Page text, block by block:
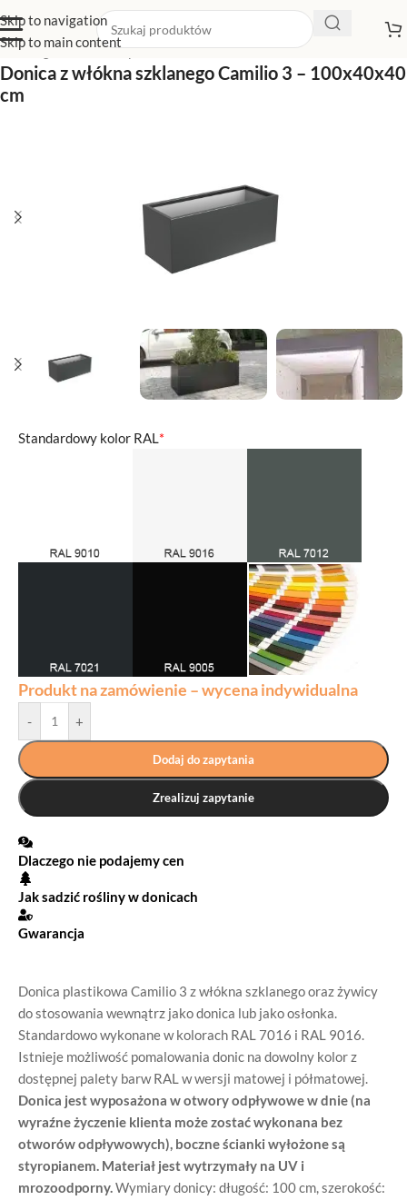
Skip to navigation
Skip to main content
Strona główna/Sklep z donicami/Donice czerwone
Donica z włókna szklanego Camilio 3 – 100x40x40
cm
Donica plastikowa Camilio 3 z włókna szklanego oraz żywicy
do stosowania wewnątrz jako donica lub jako osłonka.
Standardowo wykonane w kolorach RAL 7016 i RAL 9016.
Istnieje możliwość pomalowania donic na dowolny kolor z
dostępnej palety barw RAL w wersji matowej i półmatowej.
Donica jest wyposażona w otwory odpływowe w dnie (na
wyraźne życzenie klienta może zostać wykonana bez
otworów odpływowych), boczne ścianki wyłożone są
styropianem. Materiał jest wytrzymały na UV i
mrozoodporny.Wymiary donicy: długość: 100 cm, szerokość:
*
Standardowy kolor RAL
Produkt na zamówienie – wycena indywidualna
- +
Dodaj do zapytania
Zrealizuj zapytanie
Dlaczego nie podajemy cen
Jak sadzić rośliny w donicach
Gwarancja